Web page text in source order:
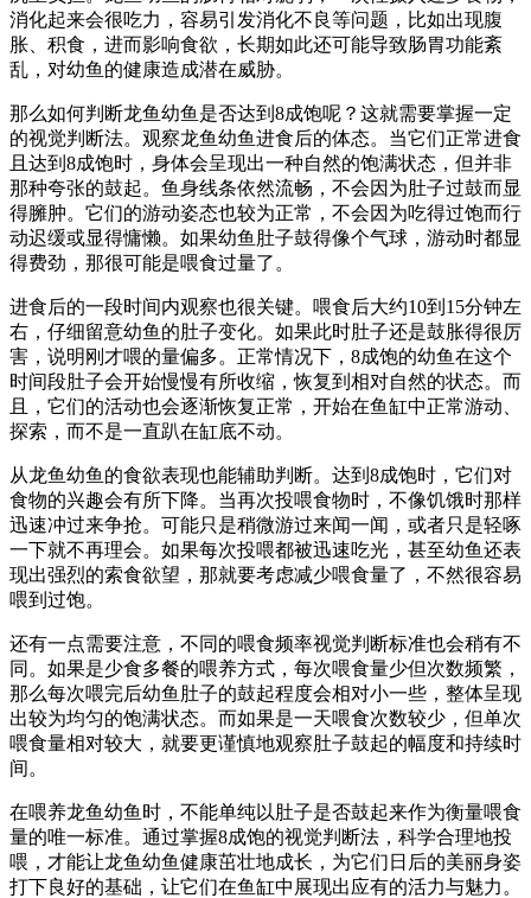
消化起来会很吃力，容易引发消化不良等问题，比如出现腹
胀、积食，进而影响食欲，长期如此还可能导致肠胃功能紊
乱，对幼鱼的健康造成潜在威胁。
那么如何判断龙鱼幼鱼是否达到8成饱呢？这就需要掌握一定
的视觉判断法。观察龙鱼幼鱼进食后的体态。当它们正常进食
且达到8成饱时，身体会呈现出一种自然的饱满状态，但并非
那种夸张的鼓起。鱼身线条依然流畅，不会因为肚子过鼓而显
得臃肿。它们的游动姿态也较为正常，不会因为吃得过饱而行
动迟缓或显得慵懒。如果幼鱼肚子鼓得像个气球，游动时都显
得费劲，那很可能是喂食过量了。
进食后的一段时间内观察也很关键。喂食后大约10到15分钟左
右，仔细留意幼鱼的肚子变化。如果此时肚子还是鼓胀得很厉
害，说明刚才喂的量偏多。正常情况下，8成饱的幼鱼在这个
时间段肚子会开始慢慢有所收缩，恢复到相对自然的状态。而
且，它们的活动也会逐渐恢复正常，开始在鱼缸中正常游动、
探索，而不是一直趴在缸底不动。
从龙鱼幼鱼的食欲表现也能辅助判断。达到8成饱时，它们对
食物的兴趣会有所下降。当再次投喂食物时，不像饥饿时那样
迅速冲过来争抢。可能只是稍微游过来闻一闻，或者只是轻啄
一下就不再理会。如果每次投喂都被迅速吃光，甚至幼鱼还表
现出强烈的索食欲望，那就要考虑减少喂食量了，不然很容易
喂到过饱。
还有一点需要注意，不同的喂食频率视觉判断标准也会稍有不
同。如果是少食多餐的喂养方式，每次喂食量少但次数频繁，
那么每次喂完后幼鱼肚子的鼓起程度会相对小一些，整体呈现
出较为均匀的饱满状态。而如果是一天喂食次数较少，但单次
喂食量相对较大，就要更谨慎地观察肚子鼓起的幅度和持续时
间。
在喂养龙鱼幼鱼时，不能单纯以肚子是否鼓起来作为衡量喂食
量的唯一标准。通过掌握8成饱的视觉判断法，科学合理地投
喂，才能让龙鱼幼鱼健康茁壮地成长，为它们日后的美丽身姿
打下良好的基础，让它们在鱼缸中展现出应有的活力与魅力。